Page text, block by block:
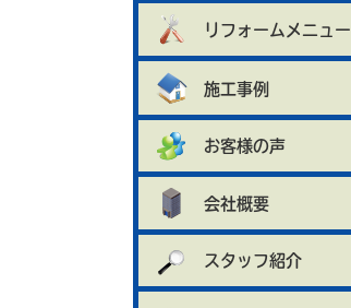
リフォームメニュー
施工事例
お客様の声
会社概要
スタッフ紹介